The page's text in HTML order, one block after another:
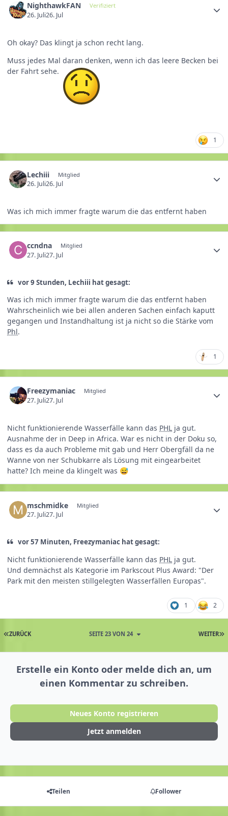
NighthawkFAN Verifiziert
26. Juli26. Jul
Oh okay? Das klingt ja schon recht lang.
Muss jedes Mal daran denken, wenn ich das leere Becken bei
der Fahrt sehe.
1
Lechiii Mitglied
26. Juli26. Jul
Was ich mich immer fragte warum die das entfernt haben
ccndna Mitglied
27. Juli27. Jul
vor 9 Stunden, Lechiii hat gesagt:
Was ich mich immer fragte warum die das entfernt haben
Wahrscheinlich wie bei allen anderen Sachen einfach kaputt
gegangen und Instandhaltung ist ja nicht so die Stärke vom
Phl.
1
Freezymaniac Mitglied
27. Juli27. Jul
Nicht funktionierende Wasserfälle kann das PHL ja gut.
Ausnahme der in Deep in Africa. War es nicht in der Doku so,
dass es da auch Probleme mit gab und Herr Obergfäll da ne
Wanne von ner Schubkarre als Lösung mit eingearbeitet
hatte? Ich meine da klingelt was 😅
mschmidke Mitglied
27. Juli27. Jul
vor 57 Minuten, Freezymaniac hat gesagt:
Nicht funktionierende Wasserfälle kann das PHL ja gut.
Und demnächst als Kategorie im Parkscout Plus Award: "Der
Park mit den meisten stillgelegten Wasserfällen Europas".
1 2
ZURÜCK WEITER
SEITE 23 VON 24
Erstelle ein Konto oder melde dich an, um
einen Kommentar zu schreiben.
Neues Konto registrieren
Jetzt anmelden
Teilen Follower